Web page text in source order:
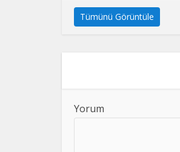
Tümünü Görüntüle
Yorum